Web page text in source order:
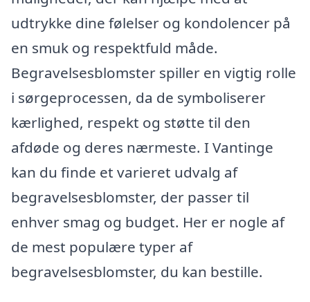
udtrykke dine følelser og kondolencer på
en smuk og respektfuld måde.
Begravelsesblomster spiller en vigtig rolle
i sørgeprocessen, da de symboliserer
kærlighed, respekt og støtte til den
afdøde og deres nærmeste. I Vantinge
kan du finde et varieret udvalg af
begravelsesblomster, der passer til
enhver smag og budget. Her er nogle af
de mest populære typer af
begravelsesblomster, du kan bestille.